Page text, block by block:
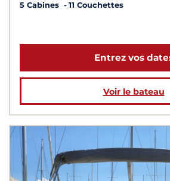
5 Cabines 11 Couchettes
Entrez vos
Voir le bateau